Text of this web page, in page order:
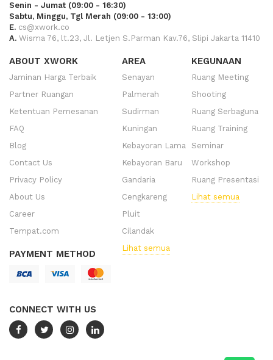
Senin - Jumat (09:00 - 16:30)
Sabtu, Minggu, Tgl Merah (09:00 - 13:00)
E. cs@xwork.co
A. Wisma 76, lt.23, Jl. Letjen S.Parman Kav.76, Slipi Jakarta 11410
ABOUT XWORK
Jaminan Harga Terbaik
Partner Ruangan
Ketentuan Pemesanan
FAQ
Blog
Contact Us
Privacy Policy
About Us
Career
Tempat.com
PAYMENT METHOD
CONNECT WITH US
AREA
Senayan
Palmerah
Sudirman
Kuningan
Kebayoran Lama
Kebayoran Baru
Gandaria
Cengkareng
Pluit
Cilandak
Lihat semua
KEGUNAAN
Ruang Meeting
Shooting
Ruang Serbaguna
Ruang Training
Seminar
Workshop
Ruang Presentasi
Lihat semua